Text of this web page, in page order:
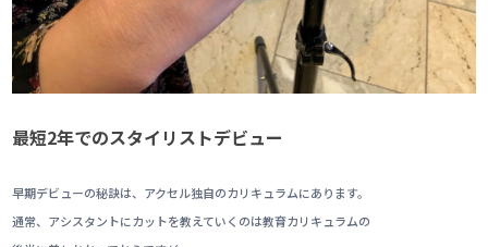
最短2年でのスタイリストデビュー
早期デビューの秘訣は、アクセル独自のカリキュラムにあります。
通常、アシスタントにカットを教えていくのは教育カリキュラムの